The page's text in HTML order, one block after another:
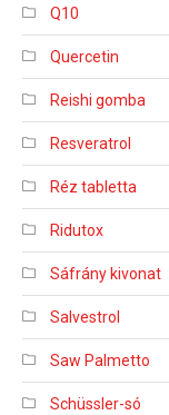
Q10
Quercetin
Reishi gomba
Resveratrol
Réz tabletta
Ridutox
Sáfrány kivonat
Salvestrol
Saw Palmetto
Schüssler-só